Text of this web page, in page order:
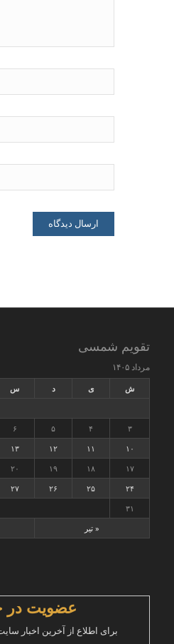
تقویم شمسی
مرداد ۱۴۰۵
ش ی د س
« تیر
۳
۴ ۵ ۶
۱۰
۱۱ ۱۲ ۱۳
۱۷
۱۸ ۱۹ ۲۰
۲۴
۲۵ ۲۶ ۲۷
۳۱
عضویت در
برای اطلاع از آخرین اخبار